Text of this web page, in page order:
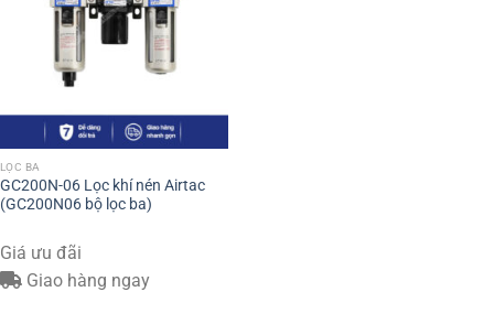
LỌC BA
GC200N-06 Lọc khí nén Airtac
(GC200N06 bộ lọc ba)
Giá ưu đãi
Giao hàng ngay